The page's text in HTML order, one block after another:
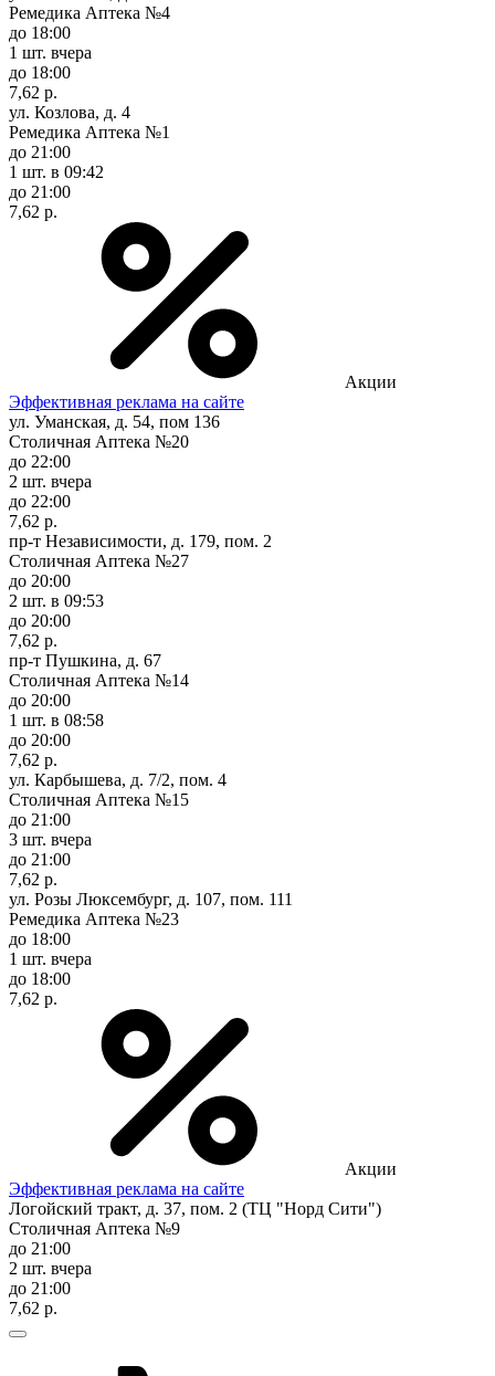
Ремедика Аптека №4
до 18:00
1 шт. вчера
до 18:00
7,62 р.
ул. Козлова, д. 4
Ремедика Аптека №1
до 21:00
1 шт. в 09:42
до 21:00
7,62 р.
Акции
Эффективная реклама на сайте
ул. Уманская, д. 54, пом 136
Столичная Аптека №20
до 22:00
2 шт. вчера
до 22:00
7,62 р.
пр-т Независимости, д. 179, пом. 2
Столичная Аптека №27
до 20:00
2 шт. в 09:53
до 20:00
7,62 р.
пр-т Пушкина, д. 67
Столичная Аптека №14
до 20:00
1 шт. в 08:58
до 20:00
7,62 р.
ул. Карбышева, д. 7/2, пом. 4
Столичная Аптека №15
до 21:00
3 шт. вчера
до 21:00
7,62 р.
ул. Розы Люксембург, д. 107, пом. 111
Ремедика Аптека №23
до 18:00
1 шт. вчера
до 18:00
7,62 р.
Акции
Эффективная реклама на сайте
Логойский тракт, д. 37, пом. 2 (ТЦ "Норд Сити")
Столичная Аптека №9
до 21:00
2 шт. вчера
до 21:00
7,62 р.